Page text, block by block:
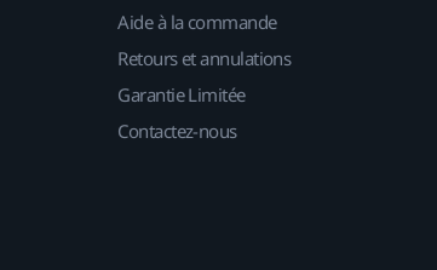
Aide à la commande
Retours et annulations
Garantie Limitée
Contactez-nous